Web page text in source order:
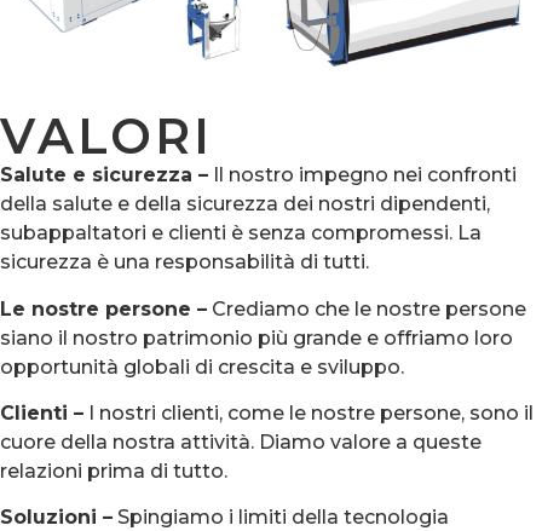
VALORI
Salute e sicurezza – Il nostro impegno nei confronti
della salute e della sicurezza dei nostri dipendenti,
subappaltatori e clienti è senza compromessi. La
sicurezza è una responsabilità di tutti.
Le nostre persone – Crediamo che le nostre persone
siano il nostro patrimonio più grande e offriamo loro
opportunità globali di crescita e sviluppo.
Clienti – I nostri clienti, come le nostre persone, sono il
cuore della nostra attività. Diamo valore a queste
relazioni prima di tutto.
Soluzioni – Spingiamo i limiti della tecnologia